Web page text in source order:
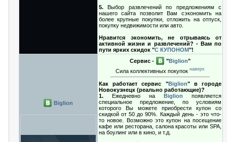
5. Выбор развлечений по предложениям с
нашего сайта позволит Вам сэкономить на
более крупные покупки, отложить на отпуск,
покупку недвижимости или авто.
Нравится экономить, не отрываясь от
активной жизни и развлечений? - Вам по
пути ярких скидок "С КУПОНОМ"!
Biglion
Сервис - "Biglion"
Сила коллективных покупок наверх
Как работает сервис "Biglion" в городе
Новокузнецк (реально работающие)?
1. Ежедневно на Biglion появляется
специальное предложение, по условиям
которого Вы можете приобрести купон со
скидкой от 50 до 90%. Каждый день - это что-
то новое. Возможно это купон на посещение
кафе или ресторана, салона красоты или SPA,
на боулинг или в кино, и т.д.